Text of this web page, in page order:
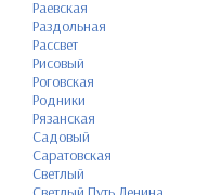
Раевская
Раздольная
Рассвет
Рисовый
Роговская
Родники
Рязанская
Садовый
Саратовская
Светлый